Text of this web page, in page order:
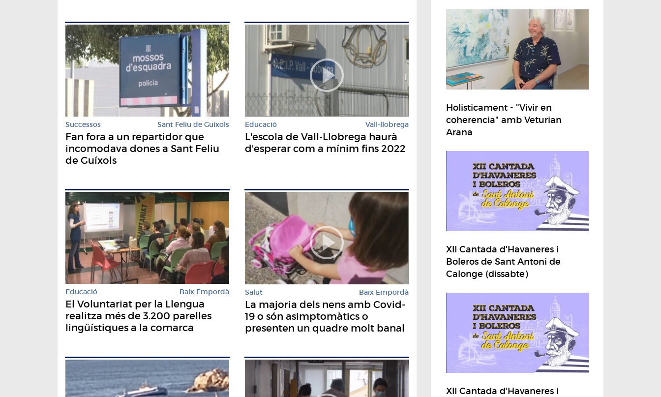
Successos Sant Feliu de Guíxols
Fan fora a un repartidor que
incomodava dones a Sant Feliu
de Guíxols
Educació Vall-llobrega
L'escola de Vall-Llobrega haurà
d'esperar com a mínim fins 2022
Educació Baix Empordà
El Voluntariat per la Llengua
realitza més de 3.200 parelles
lingüístiques a la comarca
Salut Baix Empordà
La majoria dels nens amb Covid-
19 o són asimptomàtics o
presenten un quadre molt banal
Holisticament - "Vivir en
coherencia" amb Veturian
Arana
XII Cantada d'Havaneres i
Boleros de Sant Antoni de
Calonge (dissabte)
XII Cantada d'Havaneres i